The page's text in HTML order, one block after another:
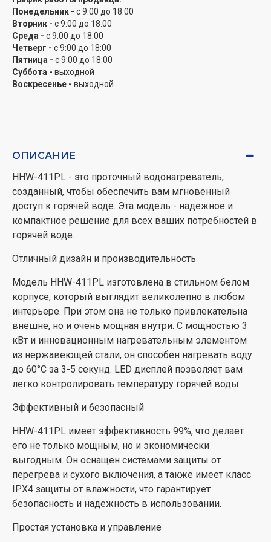
гайкой. С мгновенным управлением мощностью вы
можете настроить водоснабжение по вашим
потребностям. Кроме того, благодаря проводу 1.1 м,
вы получаете гибкость в отношении места установки.
HHW-411PL - это надежный, мощный и
экономически выгодный способ получить
Понедельник - с 9:00 до 18:00
Вторник - с 9:00 до 18:00
Среда - с 9:00 до 18:00
Четверг - с 9:00 до 18:00
Пятница - с 9:00 до 18:00
Суббота - выходной
Воскресенье - выходной
ОПИСАНИЕ
HHW-411PL - это проточный водонагреватель,
созданный, чтобы обеспечить вам мгновенный
доступ к горячей воде. Эта модель - надежное и
компактное решение для всех ваших потребностей в
горячей воде.
Отличный дизайн и производительность
Модель HHW-411PL изготовлена в стильном белом
корпусе, который выглядит великолепно в любом
интерьере. При этом она не только привлекательна
внешне, но и очень мощная внутри. С мощностью 3
кВт и инновационным нагревательным элементом
из нержавеющей стали, он способен нагревать воду
до 60°C за 3-5 секунд. LED дисплей позволяет вам
легко контролировать температуру горячей воды.
Эффективный и безопасный
HHW-411PL имеет эффективность 99%, что делает
его не только мощным, но и экономически
выгодным. Он оснащен системами защиты от
перегрева и сухого включения, а также имеет класс
IPX4 защиты от влажности, что гарантирует
безопасность и надежность в использовании.
Простая установка и управление